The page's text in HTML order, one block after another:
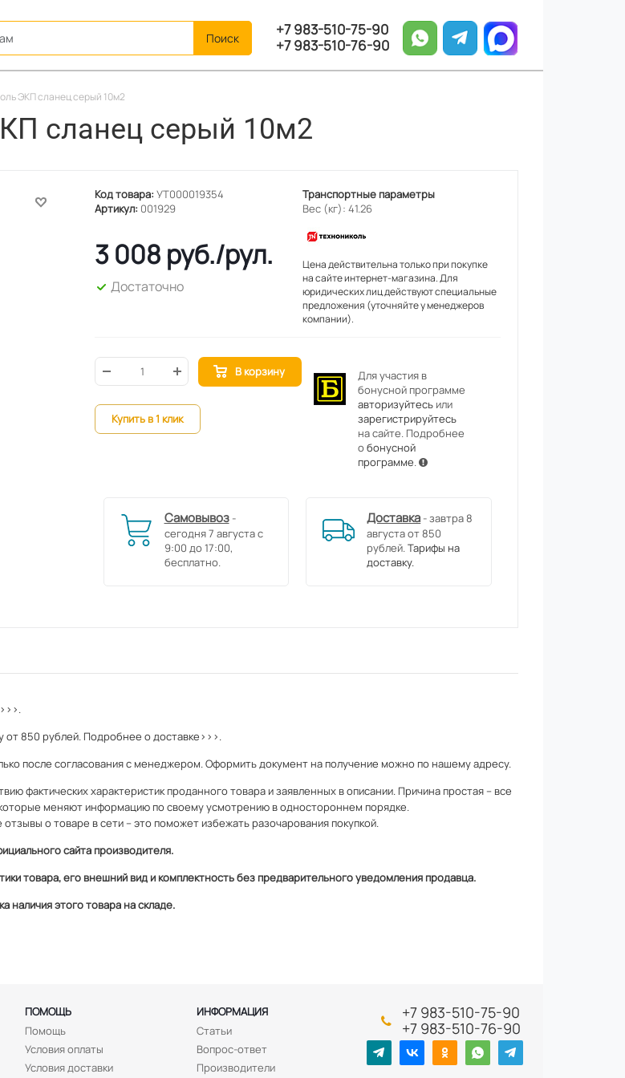
+7 983-510-75-90
+7 983-510-76-90
ЭКП сланец серый 10м2
сланец серый 10м2
Код товара: УТ000019354
Артикул: 001929
3 008 руб./рул.
Достаточно
Транспортные параметры
Вес (кг): 41.26
Цена действительна только при покупке
на сайте интернет-магазина. Для
юридических лиц действуют специальные
предложения (уточняйте у менеджеров
компании).
В корзину
Купить в 1 клик
Для участия в
бонусной программе
авторизуйтесьили
зарегистрируйтесь
на сайте. Подробнее
обонусной
программе.
Самовывоз-
сегодня 7 августа с
9:00 до 17:00,
бесплатно.
Доставка - завтра 8
августа от 850
рублей.Тарифы на
доставку.
от 850 рублей. Подробнее о доставке>>>.
после согласования с менеджером. Оформить документ на получение можно по нашему адресу.
фактических характеристик проданного товара и заявленных в описании. Причина простая – все
меняют информацию по своему усмотрению в одностороннем порядке.
о товаре в сети – это поможет избежать разочарования покупкой.
сайта производителя.
товара, его внешний вид и комплектность без предварительного уведомления продавца.
наличия этого товара на складе.
ПОМОЩЬ
ИНФОРМАЦИЯ
Помощь
Условия оплаты
Условия доставки
Статьи
Вопрос-ответ
Производители
+7 983-510-75-90
+7 983-510-76-90